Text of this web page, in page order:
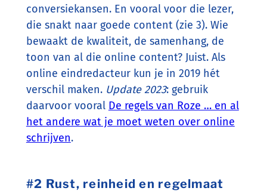
conversiekansen. En vooral voor die lezer,
die snakt naar goede content (zie 3). Wie
bewaakt de kwaliteit, de samenhang, de
toon van al die online content? Juist. Als
online eindredacteur kun je in 2019 hét
verschil maken. Update 2023: gebruik
daarvoor vooral De regels van Roze … en al
het andere wat je moet weten over online
schrijven.
#2 Rust, reinheid en regelmaat